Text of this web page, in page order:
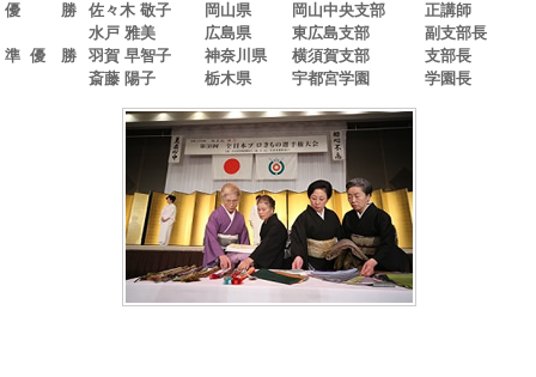
優 勝 佐々木 敬子 岡山県 岡山中央支部
正講師
水戸 雅美
広島県 東広島支部
副支部長
準 優 勝
羽賀 早智子 神奈川県 横須賀支部
支部長
斎藤 陽子
栃木県 宇都宮学園 学園長